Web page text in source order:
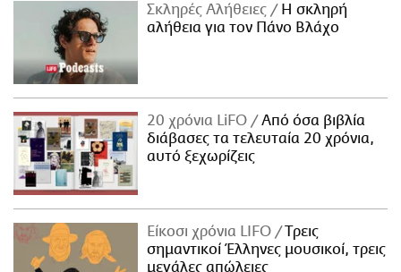
Σκληρές Αλήθειες
H σκληρή
αλήθεια για τον Πάνο Βλάχο
20 χρόνια LiFO
Από όσα βιβλία
διάβασες τα τελευταία 20 χρόνια,
αυτό ξεχωρίζεις
Είκοσι χρόνια LIFO
Tρεις
σημαντικοί Έλληνες μουσικοί, τρεις
μεγάλες απώλειες